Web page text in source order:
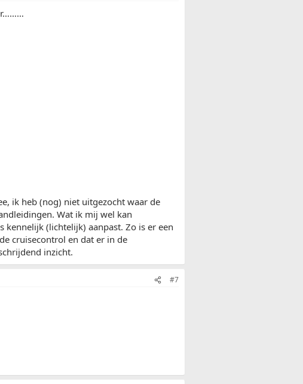
ik heb (nog) niet uitgezocht waar de
Wat ik mij wel kan
(lichtelijk) aanpast. Zo is er een
cruisecontrol en dat er in de
inzicht.
#7